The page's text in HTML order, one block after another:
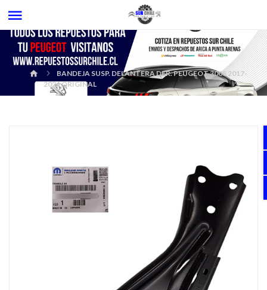
BANDEJA SUSP. DELANTERA DER. PEUGEOT 3008 2017-
2024 ORIGINAL